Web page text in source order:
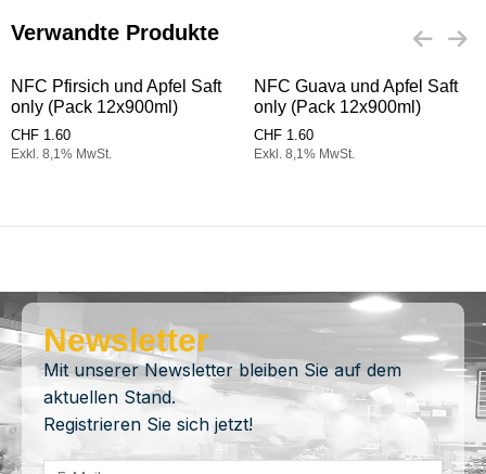
Verwandte Produkte
NFC Pfirsich und Apfel Saft
only (Pack 12x900ml)
CHF 1.60
Exkl. 8,1% MwSt.
NFC Guava und Apfel Saft
only (Pack 12x900ml)
CHF 1.60
Exkl. 8,1% MwSt.
Newsletter
Mit unserer Newsletter bleiben Sie auf dem
aktuellen Stand.
Registrieren Sie sich jetzt!